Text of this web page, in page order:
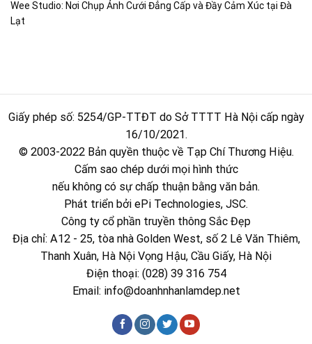
Wee Studio: Nơi Chụp Ảnh Cưới Đẳng Cấp và Đầy Cảm Xúc tại Đà
Lạt
Giấy phép số: 5254/GP-TTĐT do Sở TTTT Hà Nội cấp ngày
16/10/2021.
© 2003-2022 Bản quyền thuộc về Tạp Chí Thương Hiệu.
Cấm sao chép dưới mọi hình thức
nếu không có sự chấp thuận bằng văn bản.
Phát triển bởi ePi Technologies, JSC.
Công ty cổ phần truyền thông Sắc Đẹp
Địa chỉ: A12 - 25, tòa nhà Golden West, số 2 Lê Văn Thiêm,
Thanh Xuân, Hà Nội Vọng Hậu, Cầu Giấy, Hà Nội
Điện thoại: (028) 39 316 754
Email: info@doanhnhanlamdep.net